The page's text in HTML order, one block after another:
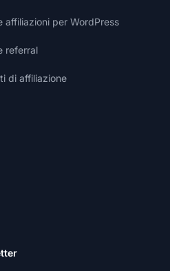
affiliazioni per WordPress
referral
di affiliazione